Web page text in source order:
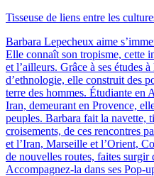
Tisseuse de liens entre les
Barbara Lepecheux aime
Elle connaît son tropisme, cette
et l’ailleurs. Grâce à ses études
d’ethnologie, elle construit des
terre des hommes. Étudiante en
Iran, demeurant en Provence,
peuples. Barbara fait la navette,
croisements, de ces rencontres
et l’Iran, Marseille et l’Orient,
de nouvelles routes, faites surgir
Accompagnez-la dans ses Pop-